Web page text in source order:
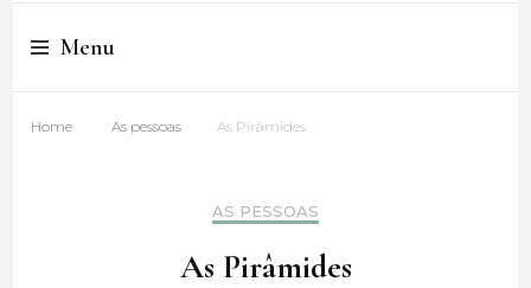
Cristina Amaro
Menu
Home As pessoas As Pirâmides
AS PESSOAS
As Pirâmides